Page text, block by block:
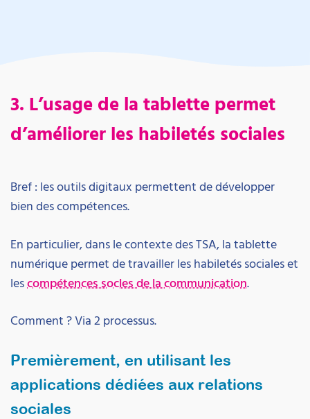
3. L’usage de la tablette permet
d’améliorer les habiletés sociales
Bref : les outils digitaux permettent de développer
bien des compétences.
En particulier, dans le contexte des TSA, la tablette
numérique permet de travailler les habiletés sociales et
lescompétences socles de la communication.
Comment ? Via 2 processus.
Premièrement, en utilisant les
applications dédiées aux relations
sociales